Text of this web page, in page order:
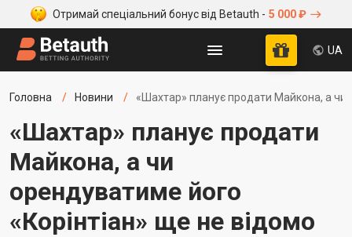
Отримай спеціальний бонус від Betauth - 5 000 ₽
UA
Головна Новини «Шахтар» планує продати Майкона, а чи
«Шахтар» планує продати
Майкона, а чи
орендуватиме його
«Корінтіан» ще не відомо